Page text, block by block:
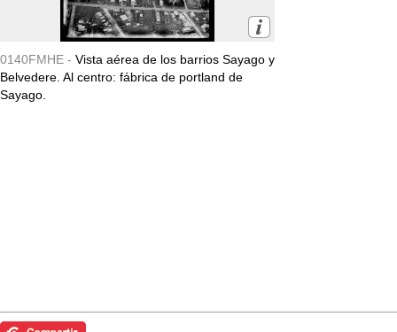
0140FMHE - Vista aérea de los barrios Sayago y
Belvedere. Al centro: fábrica de portland de
Sayago.